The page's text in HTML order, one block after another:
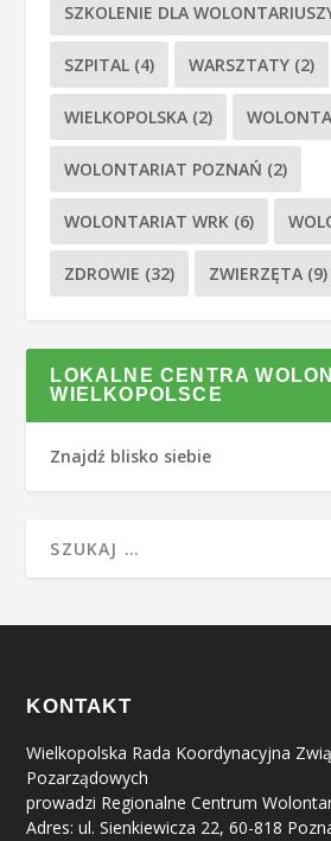
SZKOLENIE DLA
SZPITAL (4) WARSZTATY (2)
WIELKOPOLSKA (2)
WOLONTARIAT POZNAŃ (2)
WOLONTARIAT WRK (6)
ZDROWIE (32) ZWIERZĘTA (9)
LOKALNE CENTRA
WIELKOPOLSCE
Znajdź blisko siebie
KONTAKT
Wielkopolska Rada Koordynacyjna
Pozarządowych
prowadzi Regionalne Centrum
Adres: ul. Sienkiewicza 22, 60-818